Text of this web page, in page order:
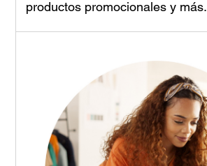
productos promocionales y más.